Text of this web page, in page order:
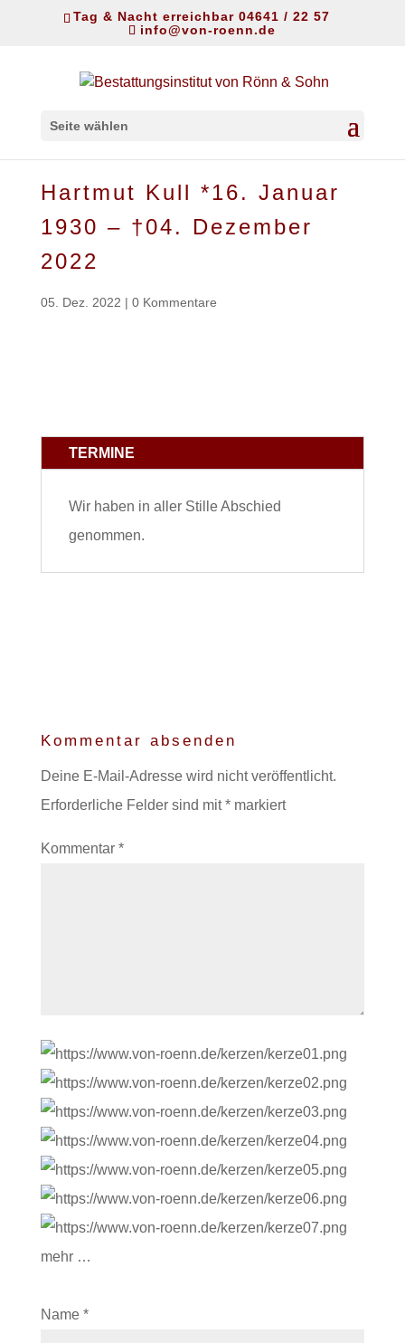
Tag & Nacht erreichbar 04641 / 22 57
info@von-roenn.de
Seite wählen
Hartmut Kull *16. Januar
1930 – †04. Dezember
2022
05. Dez. 2022 | 0 Kommentare
TERMINE
Wir haben in aller Stille Abschied
genommen.
Kommentar absenden
Deine E-Mail-Adresse wird nicht veröffentlicht.
Erforderliche Felder sind mit*markiert
Kommentar *
mehr …
Name *